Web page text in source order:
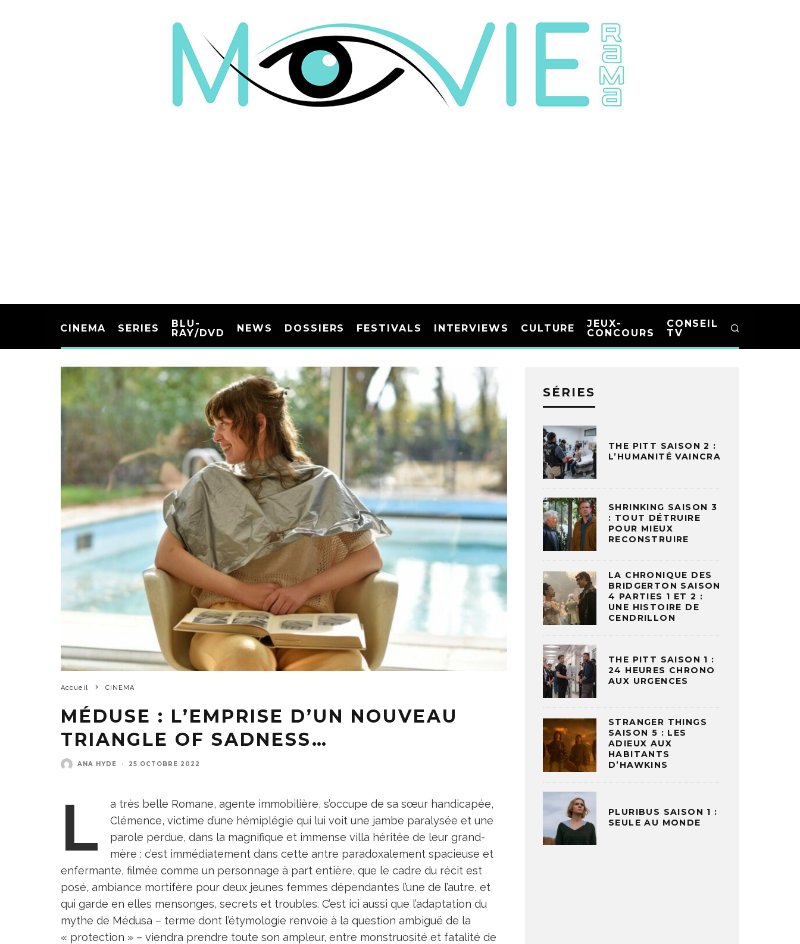
CINEMA SERIES
BLU-
RAY/DVD
NEWS DOSSIERS FESTIVALS INTERVIEWS CULTURE
JEUX-
CONCOURS
CONSEIL
TV
Accueil CINEMA
MÉDUSE : L’EMPRISE D’UN NOUVEAU
TRIANGLE OF SADNESS…
ANA HYDE · 25 OCTOBRE 2022
L
a très belle Romane, agente immobilière, s’occupe de sa sœur handicapée,
Clémence, victime d’une hémiplégie qui lui voit une jambe paralysée et une
parole perdue, dans la magnifique et immense villa héritée de leur grand-
mère : c’est immédiatement dans cette antre paradoxalement spacieuse et
enfermante, filmée comme un personnage à part entière, que le cadre du récit est
posé, ambiance mortifère pour deux jeunes femmes dépendantes l’une de l’autre, et
qui garde en elles mensonges, secrets et troubles. C’est ici aussi que l’adaptation du
mythe de Médusa – terme dont l’étymologie renvoie à la question ambiguë de la
« protection » – viendra prendre toute son ampleur, entre monstruosité et fatalité de
SÉRIES
THE PITT SAISON 2 :
L’HUMANITÉ VAINCRA
SHRINKING SAISON 3
: TOUT DÉTRUIRE
POUR MIEUX
RECONSTRUIRE
LA CHRONIQUE DES
BRIDGERTON SAISON
4 PARTIES 1 ET 2 :
UNE HISTOIRE DE
CENDRILLON
THE PITT SAISON 1 :
24 HEURES CHRONO
AUX URGENCES
STRANGER THINGS
SAISON 5 : LES
ADIEUX AUX
HABITANTS
D’HAWKINS
PLURIBUS SAISON 1 :
SEULE AU MONDE